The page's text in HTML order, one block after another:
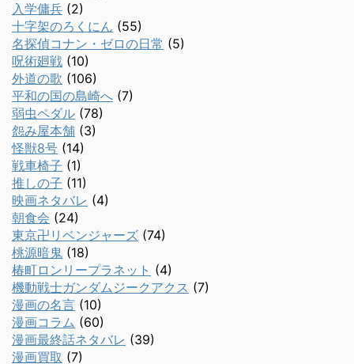
入学傭兵 (2)
十字架のろくにん (55)
名探偵コナン・ゼロの日常 (5)
呪術廻戦 (10)
外道の歌 (106)
平和の国の島崎へ (7)
弱虫ペダル (78)
怨み屋本舗 (3)
怪獣8号 (14)
戦車椅子 (1)
推しの子 (11)
映画ネタバレ (4)
朝食会 (24)
東京卍リベンジャーズ (74)
桃源暗鬼 (18)
椿町ロンリープラネット (4)
機動戦士ガンダムジークアクス (7)
漫画の名言 (10)
漫画コラム (60)
漫画最終話ネタバレ (39)
漫画買取 (7)